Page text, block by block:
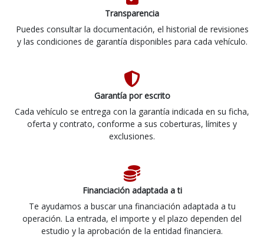
Transparencia
Puedes consultar la documentación, el historial de revisiones
y las condiciones de garantía disponibles para cada vehículo.
Garantía por escrito
Cada vehículo se entrega con la garantía indicada en su ficha,
oferta y contrato, conforme a sus coberturas, límites y
exclusiones.
Financiación adaptada a ti
Te ayudamos a buscar una financiación adaptada a tu
operación. La entrada, el importe y el plazo dependen del
estudio y la aprobación de la entidad financiera.